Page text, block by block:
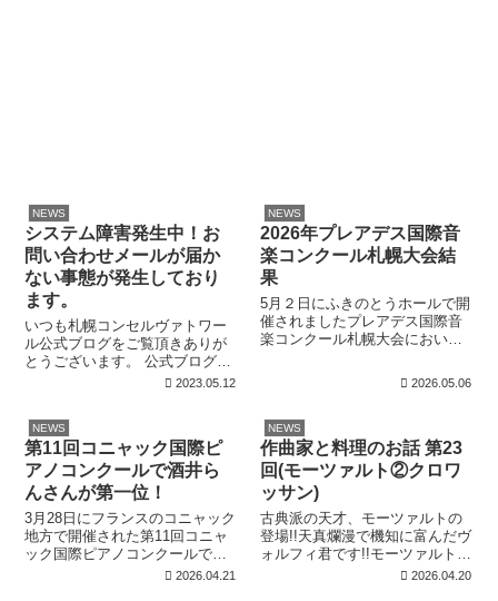
NEWS
システム障害発生中！お
問い合わせメールが届か
ない事態が発生しており
ます。
いつも札幌コンセルヴァトワー
ル公式ブログをご覧頂きありが
とうございます。 公式ブログ
内、問い合わせよりご連絡頂い
ン、見学、レンタルスタジオの
お申込みは当分の間、下記のメ
ールアドレス、お...
2023.05.12
NEWS
2026年プレアデス国際音
楽コンクール札幌大会結
果
5月２日にふきのとうホールで開
催されましたプレアデス国際音
楽コンクール札幌大会におい
ん(いずれも田中英純先生に師事)
が最優秀賞を受賞しました。 最
の西村遥斗さん また、札幌大会
動画審...
2026.05.06
NEWS
第11回コニャック国際ピ
アノコンクールで酒井ら
んさんが第一位！
3月28日にフランスのコニャック
地方で開催された第11回コニャ
ック国際ピアノコンクールで、
パリ・エコールノルマル音楽院
2026.04.21
NEWS
作曲家と料理のお話 第23
回(モーツァルト②クロワ
ッサン)
古典派の天才、モーツァルトの
登場!!天真爛漫で機知に富んだヴ
ォルフィ君です!!モーツァルトの
妻のコンスタンチェがモーツァ
2026.04.20